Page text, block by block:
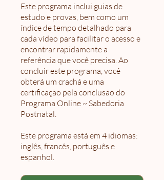
Este programa inclui guias de
estudo e provas, bem como um
índice de tempo detalhado para
cada vídeo para facilitar o acesso e
encontrar rapidamente a
referência que você precisa. Ao
concluir este programa, você
obterá um crachá e uma
certificação pela conclusão do
Programa Online ~ Sabedoria
Postnatal.
Este programa está em 4 idiomas:
inglês, francês, português e
espanhol.